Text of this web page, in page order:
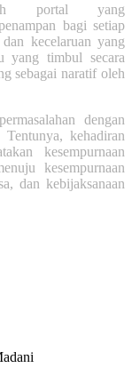
portal yang
bagi setiap
kecelaruan yang
yang timbul secara
sebagai naratif oleh
dengan
Tentunya, kehadiran
kesempurnaan
kesempurnaan
dan kebijaksanaan